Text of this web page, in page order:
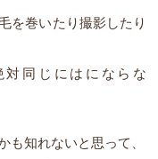
を巻いたり撮影したり
対同じにはにならな
も知れないと思って、